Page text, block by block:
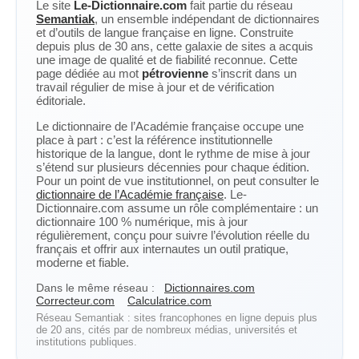
Le site Le-Dictionnaire.com fait partie du réseau
Semantiak, un ensemble indépendant de dictionnaires
et d’outils de langue française en ligne. Construite
depuis plus de 30 ans, cette galaxie de sites a acquis
une image de qualité et de fiabilité reconnue. Cette
page dédiée au mot pétrovienne s’inscrit dans un
travail régulier de mise à jour et de vérification
éditoriale.
Le dictionnaire de l’Académie française occupe une
place à part : c’est la référence institutionnelle
historique de la langue, dont le rythme de mise à jour
s’étend sur plusieurs décennies pour chaque édition.
Pour un point de vue institutionnel, on peut consulter le
dictionnaire de l’Académie française. Le-
Dictionnaire.com assume un rôle complémentaire : un
dictionnaire 100 % numérique, mis à jour
régulièrement, conçu pour suivre l’évolution réelle du
français et offrir aux internautes un outil pratique,
moderne et fiable.
Dans le même réseau :
Dictionnaires.com
Correcteur.com
Calculatrice.com
Réseau Semantiak : sites francophones en ligne depuis plus
de 20 ans, cités par de nombreux médias, universités et
institutions publiques.